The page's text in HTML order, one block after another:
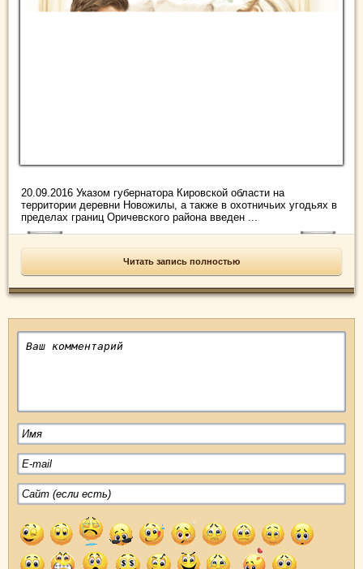
20.09.2016 Указом губернатора Кировской области на
территории деревни Новожилы, а также в охотничьих угодьях в
пределах границ Оричевского района введен ...
Читать запись полностью